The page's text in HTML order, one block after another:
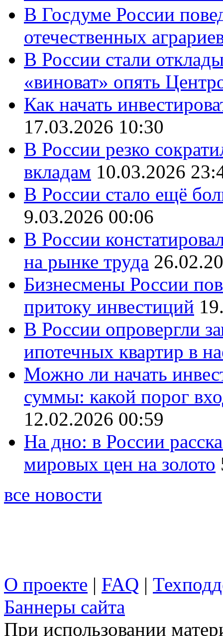
В Госдуме России
отечественных
В России стали
«виноват» опять
Как начать
17.03.2026 10:30
В России резко
вкладам 10.03.2026
В России стало ещё
9.03.2026 00:06
В России
на рынке труда
Бизнесмены России
притоку инвестиций
В России опровергли
ипотечных квартир в
Можно ли начать
суммы: какой порог
12.02.2026 00:59
На дно: в России
мировых цен на золото
все новости
О проекте | FAQ |
Баннеры сайта
При использовании